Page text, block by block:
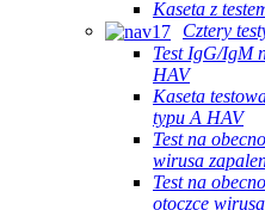
Kaseta z
Cztery
Test IgG/IgM
HAV
Kaseta
typu A HAV
Test na
wirusa
Test na
otoczce